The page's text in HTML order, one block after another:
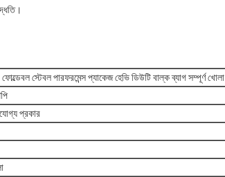
স্টেবল পারফরমেন্স প্যাকেজ হেভি ডিউটি ​​বাল্ক ব্যাগ সম্পূর্ণ খোলা
প্রকার